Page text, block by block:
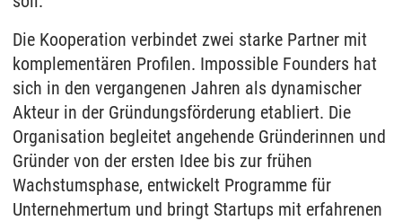
Die Kooperation verbindet zwei starke Partner mit
komplementären Profilen. Impossible Founders hat
sich in den vergangenen Jahren als dynamischer
Akteur in der Gründungsförderung etabliert. Die
Organisation begleitet angehende Gründerinnen und
Gründer von der ersten Idee bis zur frühen
Wachstumsphase, entwickelt Programme für
Unternehmertum und bringt Startups mit erfahrenen